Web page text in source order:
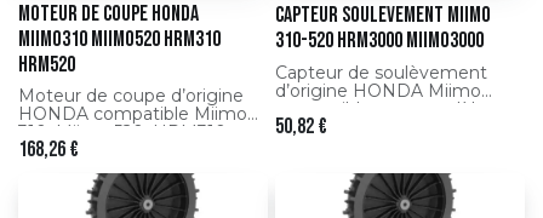
Moteur de coupe HONDA
Miimo310 Miimo520 HRM310
HRM520
Moteur de coupe d’origine
HONDA compatible Miimo
310, Miimo 520, HRM310 et
HRM520, assurant une
coupe efficace, régulière et
fiable de votre robot
tondeuse.
168,26€
Capteur soulevement Miimo
310-520 HRM3000 Miimo3000
Capteur de soulèvement
d’origine HONDA Miimo
compatible avec modèles
310, 520, HRM3000 et Miimo
50,82€